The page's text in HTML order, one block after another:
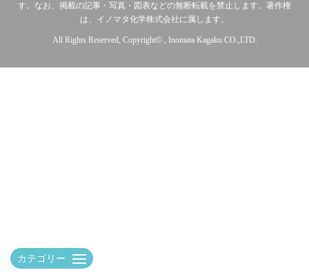
カテゴリー
す。なお、掲載の記事・写真・図表などの無断転載を禁止します。著作権
は、イノマタ化学株式会社に属します。
All Rights Reserved, Copyright© , Inomata Kagaku CO.,LTD.